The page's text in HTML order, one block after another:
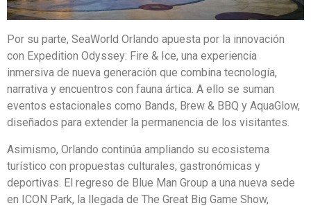
Por su parte, SeaWorld Orlando apuesta por la innovación
con Expedition Odyssey: Fire & Ice, una experiencia
inmersiva de nueva generación que combina tecnología,
narrativa y encuentros con fauna ártica. A ello se suman
eventos estacionales como Bands, Brew & BBQ y AquaGlow,
diseñados para extender la permanencia de los visitantes.
Asimismo, Orlando continúa ampliando su ecosistema
turístico con propuestas culturales, gastronómicas y
deportivas. El regreso de Blue Man Group a una nueva sede
en ICON Park, la llegada de The Great Big Game Show,